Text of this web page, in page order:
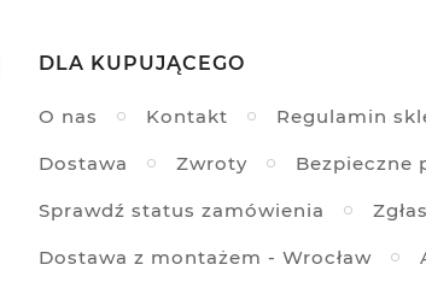
DLA KUPUJĄCEGO
O nas Kontakt Regulamin
Dostawa Zwroty Bezpieczne
Sprawdź status zamówienia
Dostawa z montażem - Wrocław